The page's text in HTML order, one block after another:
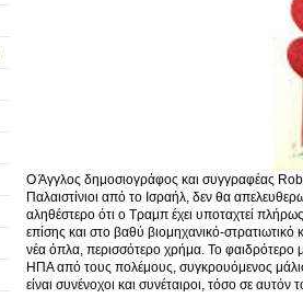
Ο Άγγλος δημοσιογράφος και συγγραφέας
Παλαιστίνιοι από το Ισραήλ, δεν θα
αληθέστερο ότι ο Τραμπ έχει υποταχτεί
επίσης και στο βαθύ βιομηχανικό-
νέα όπλα, περισσότερο χρήμα. Το φαιδρότερο
ΗΠΑ από τους πολέμους, συγκρουόμενος
είναι συνένοχοι και συνέταιροι, τόσο σε